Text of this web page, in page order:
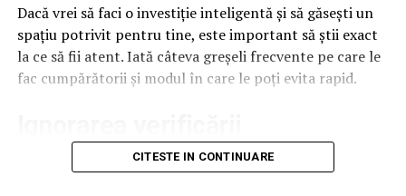
investiție.
„Interesul pentru aplicație crește de la o lună la alta.
În ultimele 30 de zile, numărul utilizatorilor a
avansat cu aproximativ 35%. Sunt indicatori care
confirmă că utilizatorii adoptă rapid noile tehnologii
Dacă vrei să faci o investiție inteligentă și să găsești un
spațiu potrivit pentru tine, este important să știi exact
la ce să fii atent. Iată câteva greșeli frecvente pe care le
fac cumpărătorii și modul în care le poți evita rapid.
infrastructurii termice și a
CITESTE IN CONTINUARE